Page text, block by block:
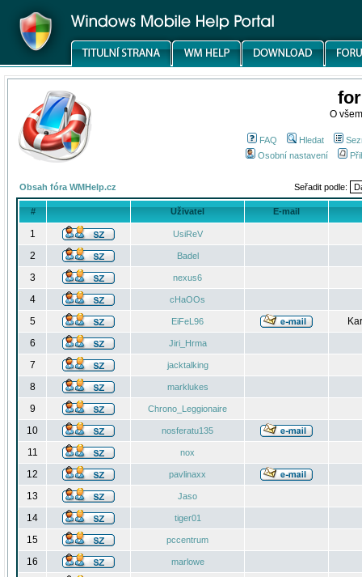
O
FAQ Hledat
Osobní nastavení
Obsah fóra WMHelp.cz Seřadit podle:
# Uživatel E-mail
1 UsiReV
2 Badel
3 nexus6
4 cHaOOs
5 EiFeL96
6
Jiri_Hrma
7 jacktalking
8 marklukes
9 Chrono_Leggionaire
10 nosferatu135
11 nox
12 pavlinaxx
13 Jaso
14 tiger01
15 pccentrum
16 marlowe